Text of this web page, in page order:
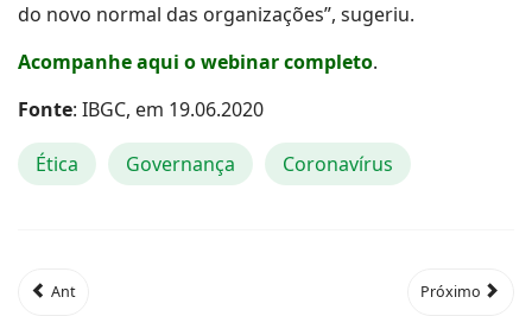
do novo normal das organizações”, sugeriu.
Acompanhe aqui o webinar completo.
Fonte: IBGC, em 19.06.2020
Ética Governança Coronavírus
Ant Próximo